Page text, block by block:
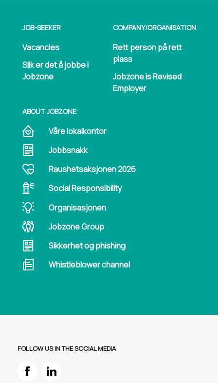
JOB-SEEKER
Vacancies
Slik er det å jobbe i
Jobzone
COMPANY/​ORGANISATION
Rett person på rett
plass
Jobzone is Revised
Employer
ABOUT JOBZONE
Våre lokalkontor
Jobbsnakk
Raushetsaksjonen 2026
Social Responsibility
Organisasjonen
Jobzone Group
Sikkerhet og phishing
Whistleblower channel
FOLLOW US IN THE SOCIAL MEDIA